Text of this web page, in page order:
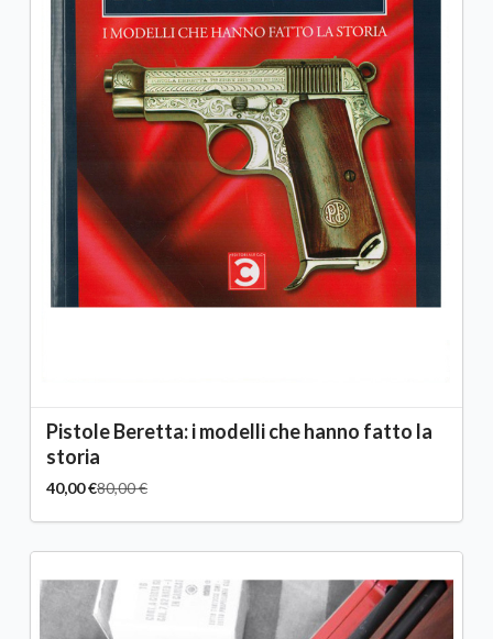
Pistole Beretta: i modelli che hanno fatto la
storia
40,00 €80,00 €